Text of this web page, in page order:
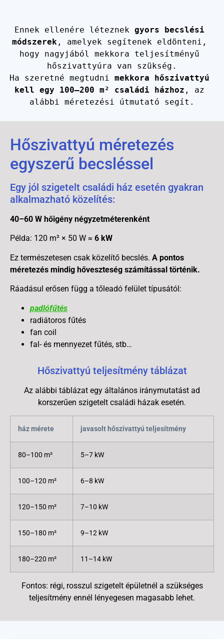
Ennek ellenére léteznek gyors becslési
módszerek , amelyek segítenek eldönteni,
hogy nagyjából mekkora teljesítményű
hőszivattyúra van szükség.
Ha szeretné megtudni mekkora hőszivattyú
kell egy 100–200 m² családi házhoz , az
alábbi méretezési útmutató segít.
Hőszivattyú méretezés
egyszerű becsléssel
Egy jól szigetelt családi ház esetén gyakran
alkalmazható közelítés:
40–60 W hőigény négyzetméterenként
Példa: 120 m² × 50 W ≈ 6 kW
Ez természetesen csak közelítő becslés. A pontos
méretezés mindig hőveszteség számítással történik.
Ráadásul erősen függ a tőleadó felület típusától:
padlófűtés
radiátoros fűtés
fan coil
fal- és mennyezet fűtés, stb…
Hőszivattyú teljesítmény táblázat
Az alábbi táblázat egy általános iránymutatást ad
korszerűen szigetelt családi házak esetén.
ház mérete javasolt hőszivattyú teljesítmény
80–100 m² 5–7 kW
100–120 m² 6–8 kW
120–150 m² 7–10 kW
150–180 m² 9–12 kW
180–220 m² 11–14 kW
Fontos: régi, rosszul szigetelt épületnél a szükséges
teljesítmény ennél lényegesen magasabb lehet.